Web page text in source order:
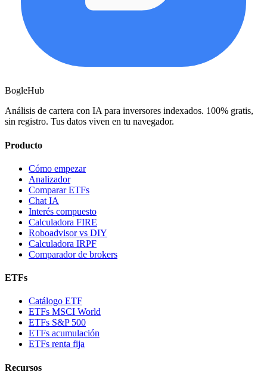
BogleHub
Análisis de cartera con IA para inversores indexados. 100% gratis,
sin registro. Tus datos viven en tu navegador.
Producto
Cómo empezar
Analizador
Comparar ETFs
Chat IA
Interés compuesto
Calculadora FIRE
Roboadvisor vs DIY
Calculadora IRPF
Comparador de brokers
ETFs
Catálogo ETF
ETFs MSCI World
ETFs S&P 500
ETFs acumulación
ETFs renta fija
Recursos